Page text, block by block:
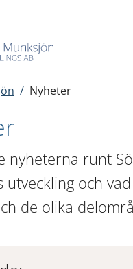
/ Nyheter
nyheterna runt
utveckling och
de olika